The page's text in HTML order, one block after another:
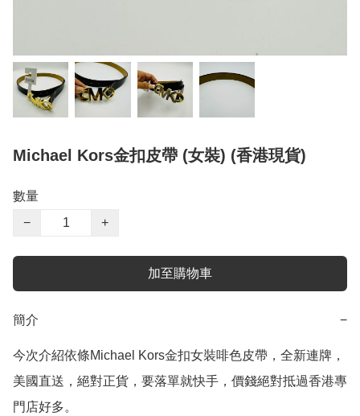
Michael Kors金扣皮帶 (女裝) (香港現貨)
數量
−
+
加至購物車
簡介 −
今次介紹依條Michael Kors金扣女裝啡色皮帶，全新連牌，
美國直送，絕對正貨，要落單就快手，價錢絕對抵過香港專
門店好多。